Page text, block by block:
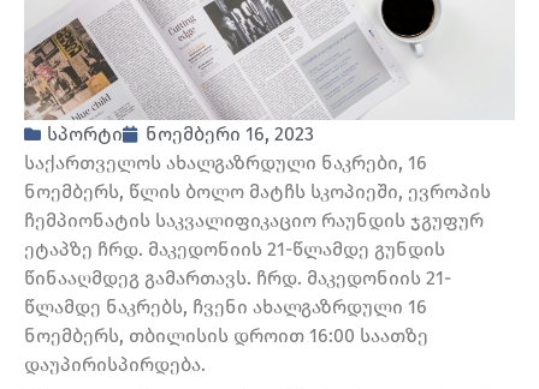
სპორტი
ნოემბერი 16, 2023
საქართველოს ახალგაზრდული ნაკრები, 16
ნოემბერს, წლის ბოლო მატჩს სკოპიეში, ევროპის
ჩემპიონატის საკვალიფიკაციო რაუნდის ჯგუფურ
ეტაპზე ჩრდ. მაკედონიის 21-წლამდე გუნდის
წინააღმდეგ გამართავს. ჩრდ. მაკედონიის 21-
წლამდე ნაკრებს, ჩვენი ახალგაზრდული 16
ნოემბერს, თბილისის დროით 16:00 საათზე
დაუპირისპირდება.